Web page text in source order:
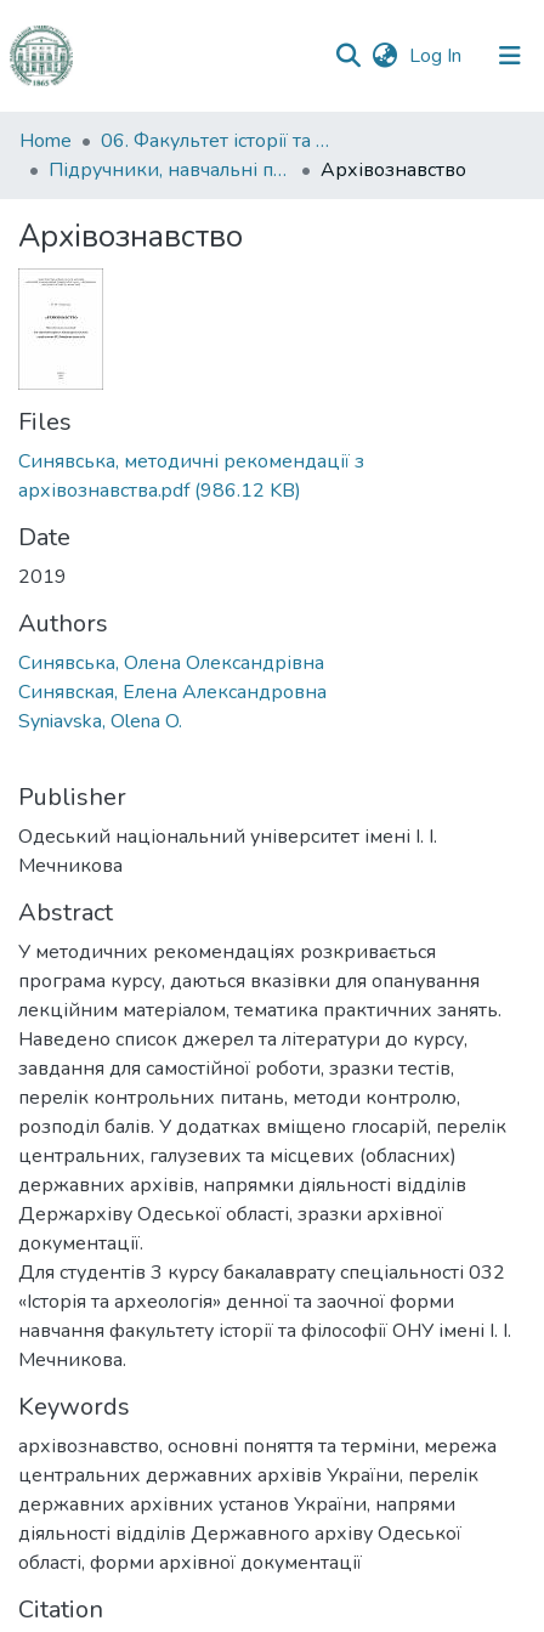
Log In (current)
Communities
&
All of DSpace
Statistics
Home
06. Факультет історії та філософії
Підручники, навчальні посібники та інші науково- та навчально-методичні праці ФІФ
Архівознавство
Архівознавство
Files
Синявська, методичні рекомендації з
архівознавства.pdf(986.12 KB)
Date
2019
Authors
Синявська, Олена Олександрівна
Синявская, Елена Александровна
Syniavska, Olena O.
Publisher
Одеський національний університет імені І. І.
Мечникова
Abstract
У методичних рекомендаціях розкривається
програма курсу, даються вказівки для опанування
лекційним матеріалом, тематика практичних занять.
Наведено список джерел та літератури до курсу,
завдання для самостійної роботи, зразки тестів,
перелік контрольних питань, методи контролю,
розподіл балів. У додатках вміщено глосарій, перелік
центральних, галузевих та місцевих (обласних)
державних архівів, напрямки діяльності відділів
Держархіву Одеської області, зразки архівної
документації.
Для студентів 3 курсу бакалаврату спеціальності 032
«Історія та археологія» денної та заочної форми
навчання факультету історії та філософії ОНУ імені І. І.
Мечникова.
Keywords
архівознавство, основні поняття та терміни, мережа
центральних державних архівів України, перелік
державних архівних установ України, напрями
діяльності відділів Державного архіву Одеської
області, форми архівної документації
Citation